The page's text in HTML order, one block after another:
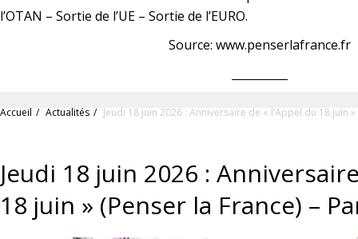
l’OTAN – Sortie de l’UE – Sortie de l’EURO.
Source: www.penserlafrance.fr
Accueil Actualités Jeudi 18 juin 2026 : Anniversaire de « l’Appel du 18 juin
Jeudi 18 juin 2026 :
18 juin » (Penser la France) –